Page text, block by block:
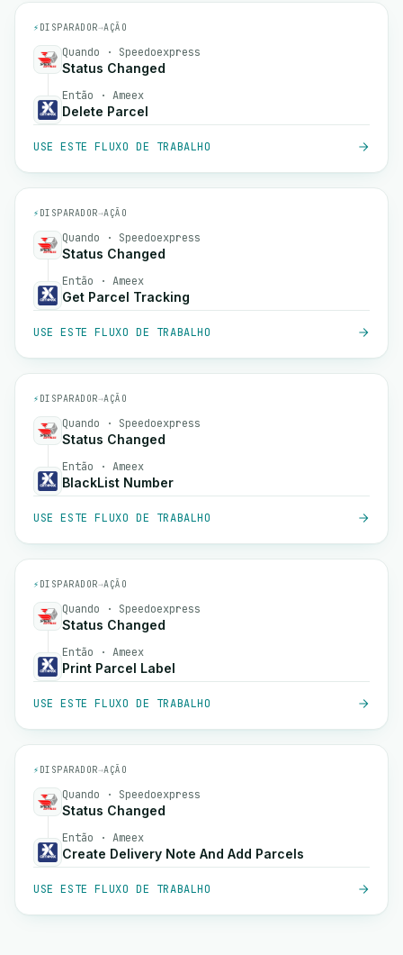
⚡ DISPARADOR→AÇÃO
Quando · Speedoexpress
Status Changed
Então · Ameex
Delete Parcel
USE ESTE FLUXO DE TRABALHO
⚡ DISPARADOR→AÇÃO
Quando · Speedoexpress
Status Changed
Então · Ameex
Get Parcel Tracking
USE ESTE FLUXO DE TRABALHO
⚡ DISPARADOR→AÇÃO
Quando · Speedoexpress
Status Changed
Então · Ameex
BlackList Number
USE ESTE FLUXO DE TRABALHO
⚡ DISPARADOR→AÇÃO
Quando · Speedoexpress
Status Changed
Então · Ameex
Print Parcel Label
USE ESTE FLUXO DE TRABALHO
⚡ DISPARADOR→AÇÃO
Quando · Speedoexpress
Status Changed
Então · Ameex
Create Delivery Note And Add Parcels
USE ESTE FLUXO DE TRABALHO